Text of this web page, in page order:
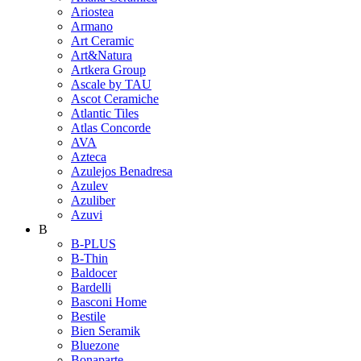
Ariostea
Armano
Art Ceramic
Art&Natura
Artkera Group
Ascale by TAU
Ascot Ceramiche
Atlantic Tiles
Atlas Concorde
AVA
Azteca
Azulejos Benadresa
Azulev
Azuliber
Azuvi
B
B-PLUS
B-Thin
Baldocer
Bardelli
Basconi Home
Bestile
Bien Seramik
Bluezone